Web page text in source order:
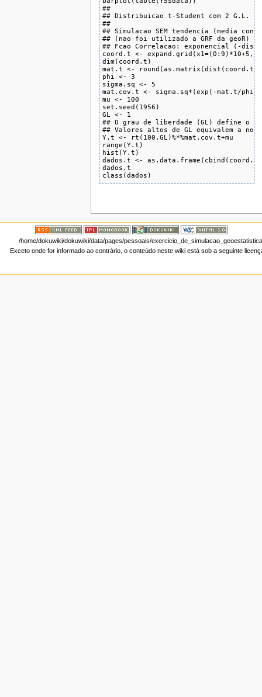
##
## Distribuicao t-Student com 2 G.L.
##
## Simulacao SEM tendencia (media
## (nao foi utilizado a GRF da geoR)
## Fcao Correlacao: exponencial (-
coord.t <-
dim(coord.t)
mat.t <-
phi <- 3
sigma.sq <- 5
mat.cov.t <- sigma.sq*(exp(-mat.t/phi))
mu <- 100
set.seed(1956)
GL <- 1
## O grau de liberdade (GL) define o
## Valores altos de GL equivalem a
Y.t <- rt(100,GL)%*%mat.cov.t+mu
range(Y.t)
hist(Y.t)
dados.t <-
dados.t
class(dados)
/home/dokuwiki/dokuwiki/data/pages/pessoais/
Exceto onde for informado ao contrário, o conteúdo neste wiki está sob a seguinte